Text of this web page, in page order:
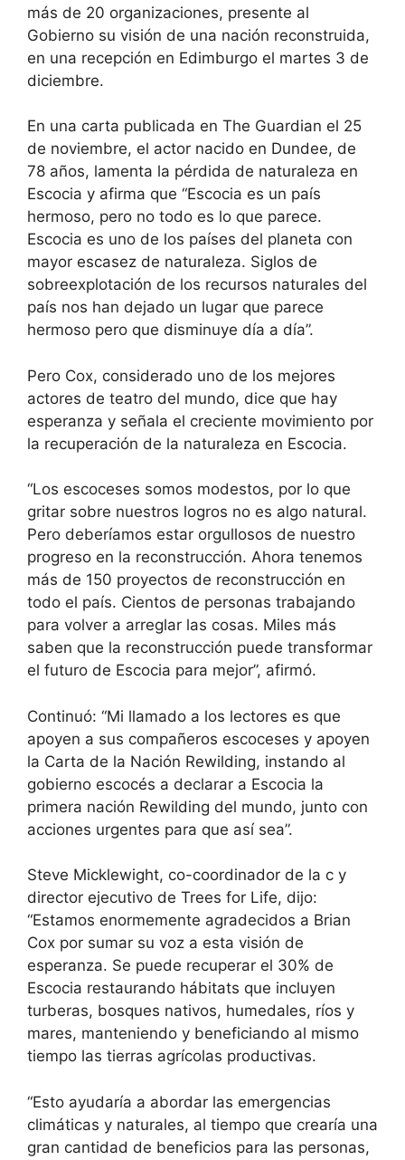
más de 20 organizaciones, presente al
Gobierno su visión de una nación reconstruida,
en una recepción en Edimburgo el martes 3 de
diciembre.
En una carta publicada en The Guardian el 25
de noviembre, el actor nacido en Dundee, de
78 años, lamenta la pérdida de naturaleza en
Escocia y afirma que “Escocia es un país
hermoso, pero no todo es lo que parece.
Escocia es uno de los países del planeta con
mayor escasez de naturaleza. Siglos de
sobreexplotación de los recursos naturales del
país nos han dejado un lugar que parece
hermoso pero que disminuye día a día”.
Pero Cox, considerado uno de los mejores
actores de teatro del mundo, dice que hay
esperanza y señala el creciente movimiento por
la recuperación de la naturaleza en Escocia.
“Los escoceses somos modestos, por lo que
gritar sobre nuestros logros no es algo natural.
Pero deberíamos estar orgullosos de nuestro
progreso en la reconstrucción. Ahora tenemos
más de 150 proyectos de reconstrucción en
todo el país. Cientos de personas trabajando
para volver a arreglar las cosas. Miles más
saben que la reconstrucción puede transformar
el futuro de Escocia para mejor”, afirmó.
Continuó: “Mi llamado a los lectores es que
apoyen a sus compañeros escoceses y apoyen
la Carta de la Nación Rewilding, instando al
gobierno escocés a declarar a Escocia la
primera nación Rewilding del mundo, junto con
acciones urgentes para que así sea”.
Steve Micklewight, co-coordinador de la c y
director ejecutivo de Trees for Life, dijo:
“Estamos enormemente agradecidos a Brian
Cox por sumar su voz a esta visión de
esperanza. Se puede recuperar el 30% de
Escocia restaurando hábitats que incluyen
turberas, bosques nativos, humedales, ríos y
mares, manteniendo y beneficiando al mismo
tiempo las tierras agrícolas productivas.
“Esto ayudaría a abordar las emergencias
climáticas y naturales, al tiempo que crearía una
gran cantidad de beneficios para las personas,